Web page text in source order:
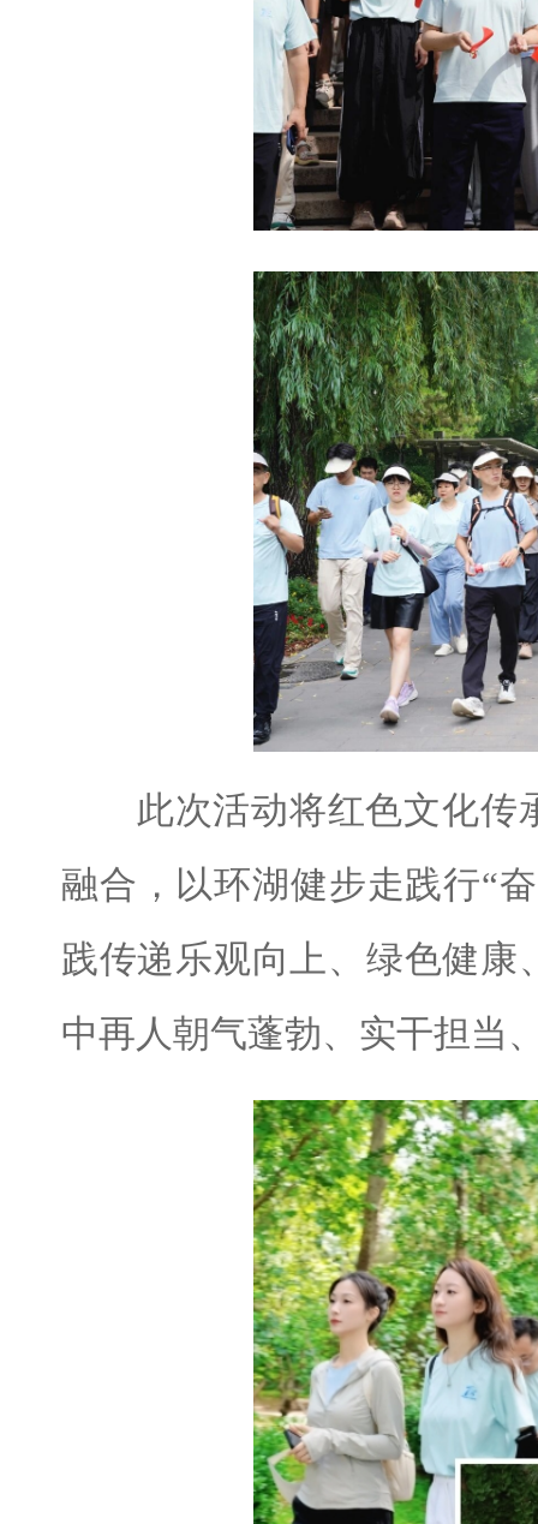
此次活动将红色文化传
融合，以环湖健步走践行“
践传递乐观向上、绿色健
中再人朝气蓬勃、实干担当